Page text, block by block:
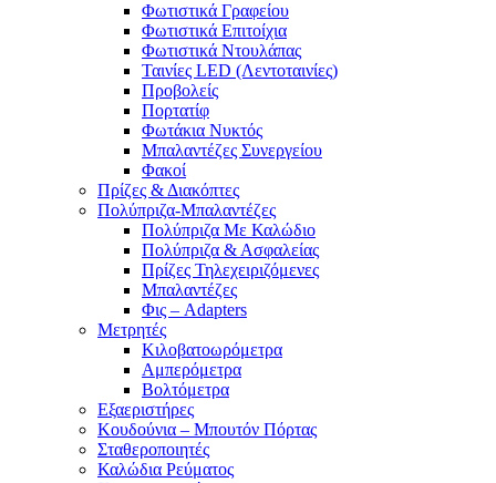
Φωτιστικά Γραφείου
Φωτιστικά Επιτοίχια
Φωτιστικά Ντουλάπας
Ταινίες LED (Λεντοταινίες)
Προβολείς
Πορτατίφ
Φωτάκια Νυκτός
Μπαλαντέζες Συνεργείου
Φακοί
Πρίζες & Διακόπτες
Πολύπριζα-Μπαλαντέζες
Πολύπριζα Με Καλώδιο
Πολύπριζα & Ασφαλείας
Πρίζες Τηλεχειριζόμενες
Μπαλαντέζες
Φις – Adapters
Μετρητές
Κιλοβατοωρόμετρα
Αμπερόμετρα
Βολτόμετρα
Εξαεριστήρες
Κουδούνια – Μπουτόν Πόρτας
Σταθεροποιητές
Καλώδια Ρεύματος